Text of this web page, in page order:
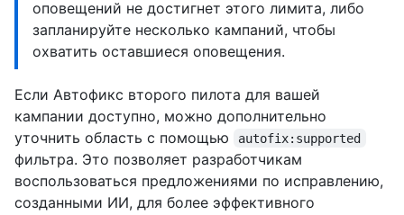
оповещений не достигнет этого лимита, либо
запланируйте несколько кампаний, чтобы
охватить оставшиеся оповещения.
Если Автофикс второго пилота для вашей
кампании доступно, можно дополнительно
уточнить область с помощью
autofix:supported
фильтра. Это позволяет разработчикам
воспользоваться предложениями по исправлению,
созданными ИИ, для более эффективного